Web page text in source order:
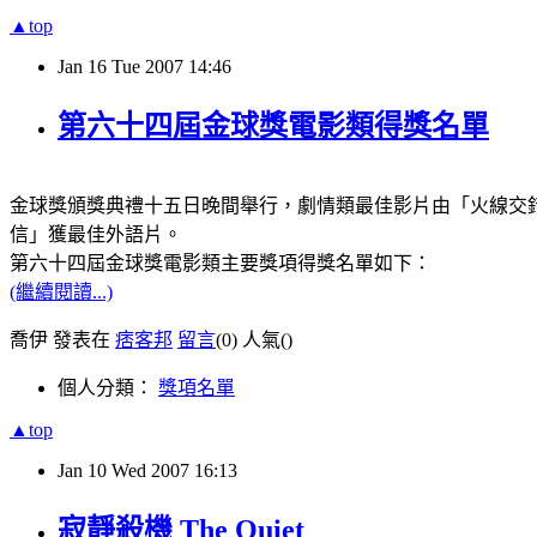
▲top
Jan 16 Tue 2007 14:46
第六十四屆金球獎電影類得獎名單
金球獎頒獎典禮十五日晚間舉行，劇情類最佳影片由「火線
信」獲最佳外語片。
第六十四屆金球獎電影類主要獎項得獎名單如下：
(繼續閱讀...)
喬伊 發表在 痞客邦 留言(0) 人氣()
個人分類： 獎項名單
▲top
Jan 10 Wed 2007 16:13
寂靜殺機 The Quiet